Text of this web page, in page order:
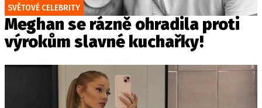
SVĚTOVÉ CELEBRITY
Meghan se rázně ohradila proti
výrokům slavné kuchařky!